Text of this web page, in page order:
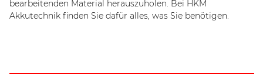
bearbeitenden Material herauszuholen. Bei HKM
Akkutechnik finden Sie dafür alles, was Sie benötigen.